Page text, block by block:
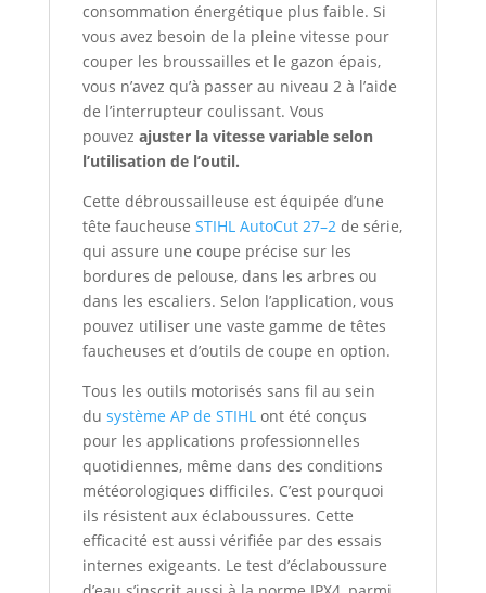
consommation énergétique plus faible. Si
vous avez besoin de la pleine vitesse pour
couper les broussailles et le gazon épais,
vous n’avez qu’à passer au niveau 2 à l’aide
de l’interrupteur coulissant. Vous
pouvez ajuster la vitesse variable selon
l’utilisation de l’outil.
Cette débroussailleuse est équipée d’une
tête faucheuse STIHL AutoCut 27–2de série,
qui assure une coupe précise sur les
bordures de pelouse, dans les arbres ou
dans les escaliers. Selon l’application, vous
pouvez utiliser une vaste gamme de têtes
faucheuses et d’outils de coupe en option.
Tous les outils motorisés sans fil au sein
du système AP de STIHLont été conçus
pour les applications professionnelles
quotidiennes, même dans des conditions
météorologiques difficiles. C’est pourquoi
ils résistent aux éclaboussures. Cette
efficacité est aussi vérifiée par des essais
internes exigeants. Le test d’éclaboussure